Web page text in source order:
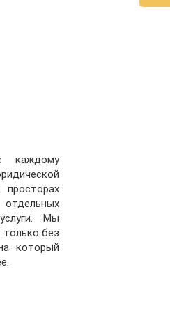
каждому
Мы
без
который